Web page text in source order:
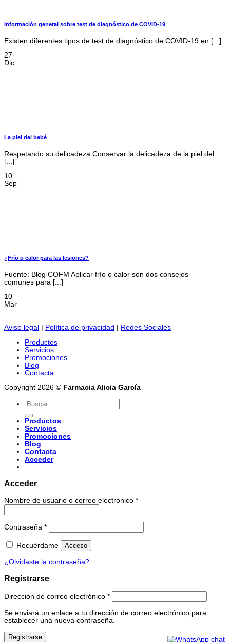
Información general sobre test de diagnóstico de COVID-19
Existen diferentes tipos de test de diagnóstico de COVID-19 en [...]
27
Dic
La piel del bebé
Respetando su delicadeza Conservar la delicadeza de la piel del
[...]
10
Sep
¿Frío o calor para las lesiones?
Fuente: Blog COFM Aplicar frío o calor son dos consejos
comunes para [...]
10
Mar
Aviso legal Política de privacidad
Redes Sociales
Productos
Servicios
Promociones
Blog
Contacta
Copyright 2026 © Farmacia Alicia García
Buscar
por:
Productos
Servicios
Promociones
Blog
Contacta
Acceder
Acceder
Nombre de usuario o correo electrónico *
Contraseña *
Recuérdame Acceso
¿Olvidaste la contraseña?
Registrarse
Dirección de correo electrónico *
Se enviará un enlace a tu dirección de correo electrónico para
establecer una nueva contraseña.
Registrarse